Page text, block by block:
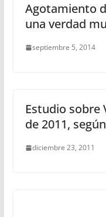
Agotamiento
una verdad
septiembre 5, 2014
Estudio sobre
de 2011,
diciembre 23, 2011